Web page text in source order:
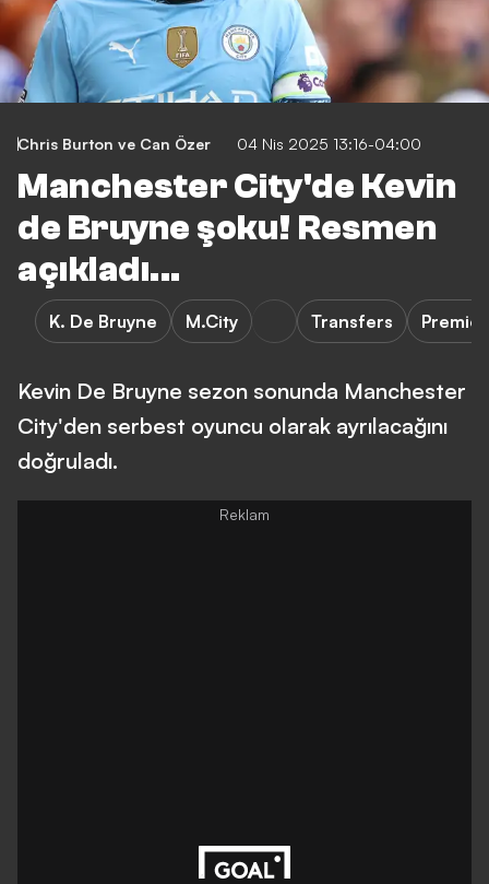
Chris Burton ve Can Özer 04 Nis 2025 13:16-04:00
Manchester City'de Kevin
de Bruyne şoku! Resmen
açıkladı...
K. De Bruyne M.City Transfers
Kevin De Bruyne sezon sonunda Manchester
City'den serbest oyuncu olarak ayrılacağını
doğruladı.